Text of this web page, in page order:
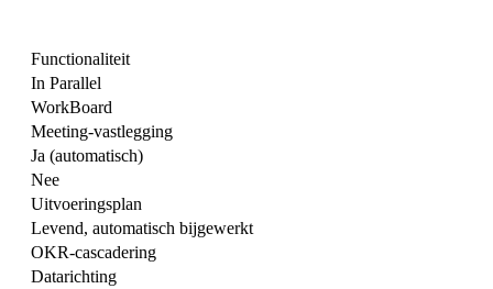
Functionaliteit
In Parallel
WorkBoard
Meeting-vastlegging
Ja (automatisch)
Nee
Uitvoeringsplan
Levend, automatisch bijgewerkt
OKR-cascadering
Datarichting